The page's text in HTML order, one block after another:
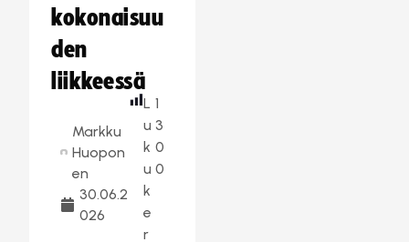
kokonaisuu
den
liikkeessä
Markku
Huopon
en
30.06.2
026
L
u
k
u
k
e
r
1
3
0
0